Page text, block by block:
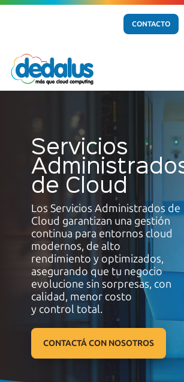
CONTACTO
Servicios
de Cloud
Los Servicios Administrados de
Cloud garantizan una gestión
continua para entornos cloud
modernos, de alto
rendimiento y optimizados,
asegurando que tu negocio
evolucione sin sorpresas, con
calidad, menor costo
y control total.
CONTACTÁ CON NOSOTROS